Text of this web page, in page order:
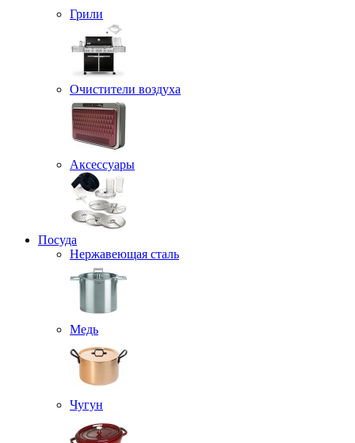
Грили
Очистители воздуха
Аксессуары
Посуда
Нержавеющая сталь
Медь
Чугун